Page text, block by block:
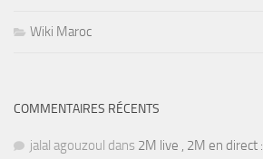
Wiki Maroc
COMMENTAIRES RÉCENTS
jalal agouzoul dans 2M live , 2M en direct